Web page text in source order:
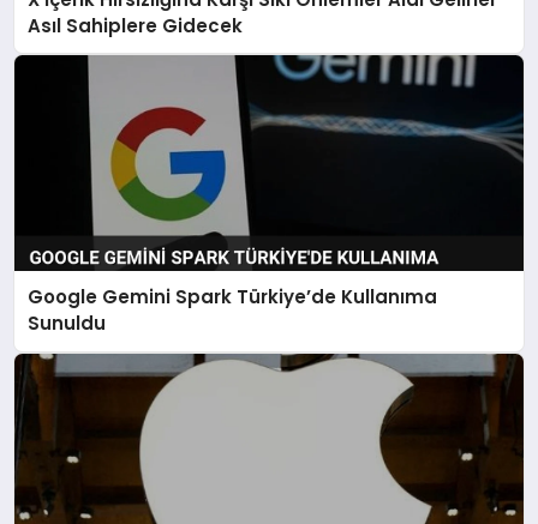
Asıl Sahiplere Gidecek
Google Gemini Spark Türkiye’de Kullanıma
Sunuldu